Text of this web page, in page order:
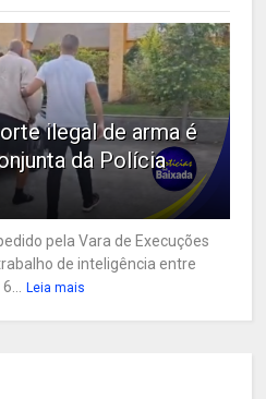
ilegal de arma é
da Polícia
pela Vara de Execuções
de inteligência entre
Leia mais